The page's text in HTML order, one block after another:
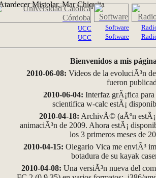
UCC
UCC
Software
Software
Bienvenidos a mis
2010-06-08: Videos de la evoluciÃ³n
fueron
2010-06-04: Interfaz grÃ¡fica
scientifica w-calc estÃ¡
2010-04-18: ArchivÃ© (aÃºn
animaciÃ³n de 2009. Ahora estÃ¡
los 3 primeros meses de
2010-04-15: Olegario Vica me enviÃ³
botadura de su kayak
2010-04-08: Una versiÃ³n nueva del